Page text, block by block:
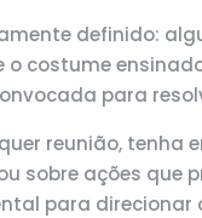
definido:
costume
para
reunião, tenha
sobre ações que
para